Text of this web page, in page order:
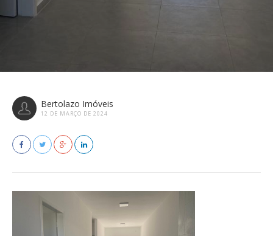
Bertolazo Imóveis
12 DE MARÇO DE 2024